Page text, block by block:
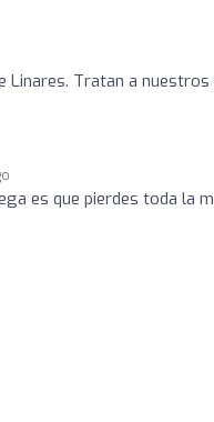
Linares. Tratan a
es que pierdes toda la